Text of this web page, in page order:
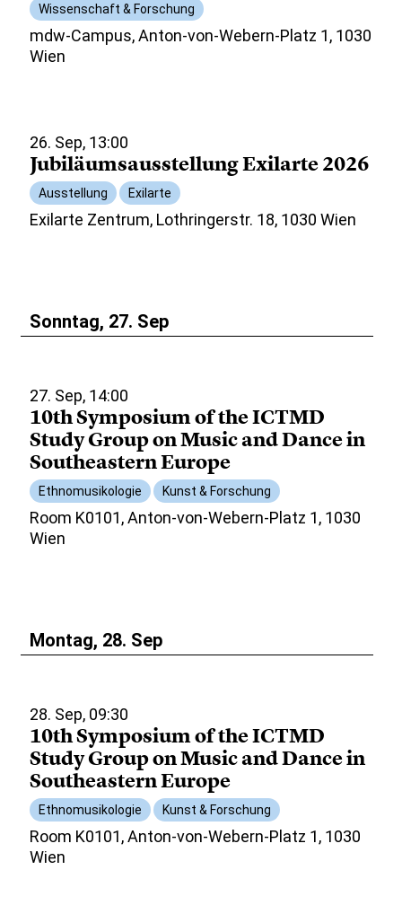
Wissenschaft & Forschung
mdw-Campus, Anton-von-Webern-Platz 1, 1030
Wien
26. Sep, 13:00
Jubiläumsausstellung Exilarte 2026
Ausstellung Exilarte
Exilarte Zentrum, Lothringerstr. 18, 1030 Wien
Sonntag, 27. Sep
27. Sep, 14:00
10th Symposium of the ICTMD
Study Group on Music and Dance in
Southeastern Europe
Ethnomusikologie Kunst & Forschung
Room K0101, Anton-von-Webern-Platz 1, 1030
Wien
Montag, 28. Sep
28. Sep, 09:30
10th Symposium of the ICTMD
Study Group on Music and Dance in
Southeastern Europe
Ethnomusikologie Kunst & Forschung
Room K0101, Anton-von-Webern-Platz 1, 1030
Wien